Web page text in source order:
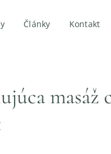
Články Kontakt
masáž